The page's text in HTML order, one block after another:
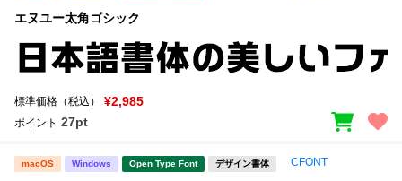
エヌユー太角ゴシック
標準価格（税込） ¥2,985
ポイント 27pt
macOS Windows Open Type Font デザイン書体 CFONT